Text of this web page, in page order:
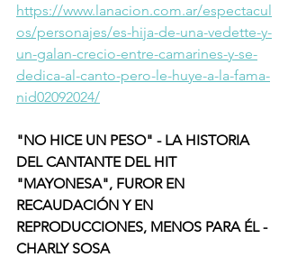
https://www.lanacion.com.ar/espectacul
os/personajes/es-hija-de-una-vedette-y-
un-galan-crecio-entre-camarines-y-se-
dedica-al-canto-pero-le-huye-a-la-fama-
nid02092024/
"NO HICE UN PESO" - LA HISTORIA
DEL CANTANTE DEL HIT
"MAYONESA", FUROR EN
RECAUDACIÓN Y EN
REPRODUCCIONES, MENOS PARA ÉL -
CHARLY SOSA